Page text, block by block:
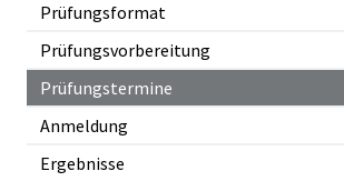
Prüfungsformat
Prüfungsvorbereitung
Prüfungstermine
Anmeldung
Ergebnisse